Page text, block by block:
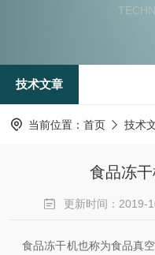
技术文章
当前位置： 首页 技术
食品冻
更新时间：2019-
食品冻干机也称为食品真